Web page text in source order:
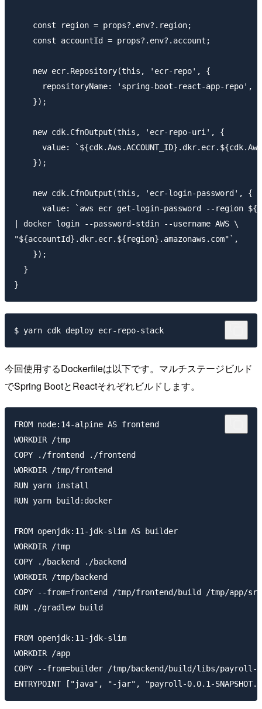
    const region = props?.env?.region;
    const accountId = props?.env?.account;
    new ecr.Repository(this, 'ecr-repo', {
      repositoryName: 'spring-boot-react-app-repo',
    });
    new cdk.CfnOutput(this, 'ecr-repo-uri', {
value:
    });
    new cdk.CfnOutput(this, 'ecr-login-password', {
value: `aws ecr get-login-password --region
| docker login --password-stdin --username AWS \
"${accountId}.dkr.ecr.${region}.amazonaws.com"`,
    });
  }
今回使用するDockerfileは以下です。マルチステージビルド
でSpring BootとReactそれぞれビルドします。
FROM node:14-alpine AS frontend
WORKDIR /tmp
COPY ./frontend ./frontend
WORKDIR /tmp/frontend
RUN yarn install
RUN yarn build:docker
FROM openjdk:11-jdk-slim AS builder
WORKDIR /tmp
COPY ./backend ./backend
WORKDIR /tmp/backend
COPY --from=frontend /tmp/frontend/build /tmp/app/
RUN ./gradlew build
FROM openjdk:11-jdk-slim
WORKDIR /app
COPY --from=builder /tmp/backend/build/libs/payroll-